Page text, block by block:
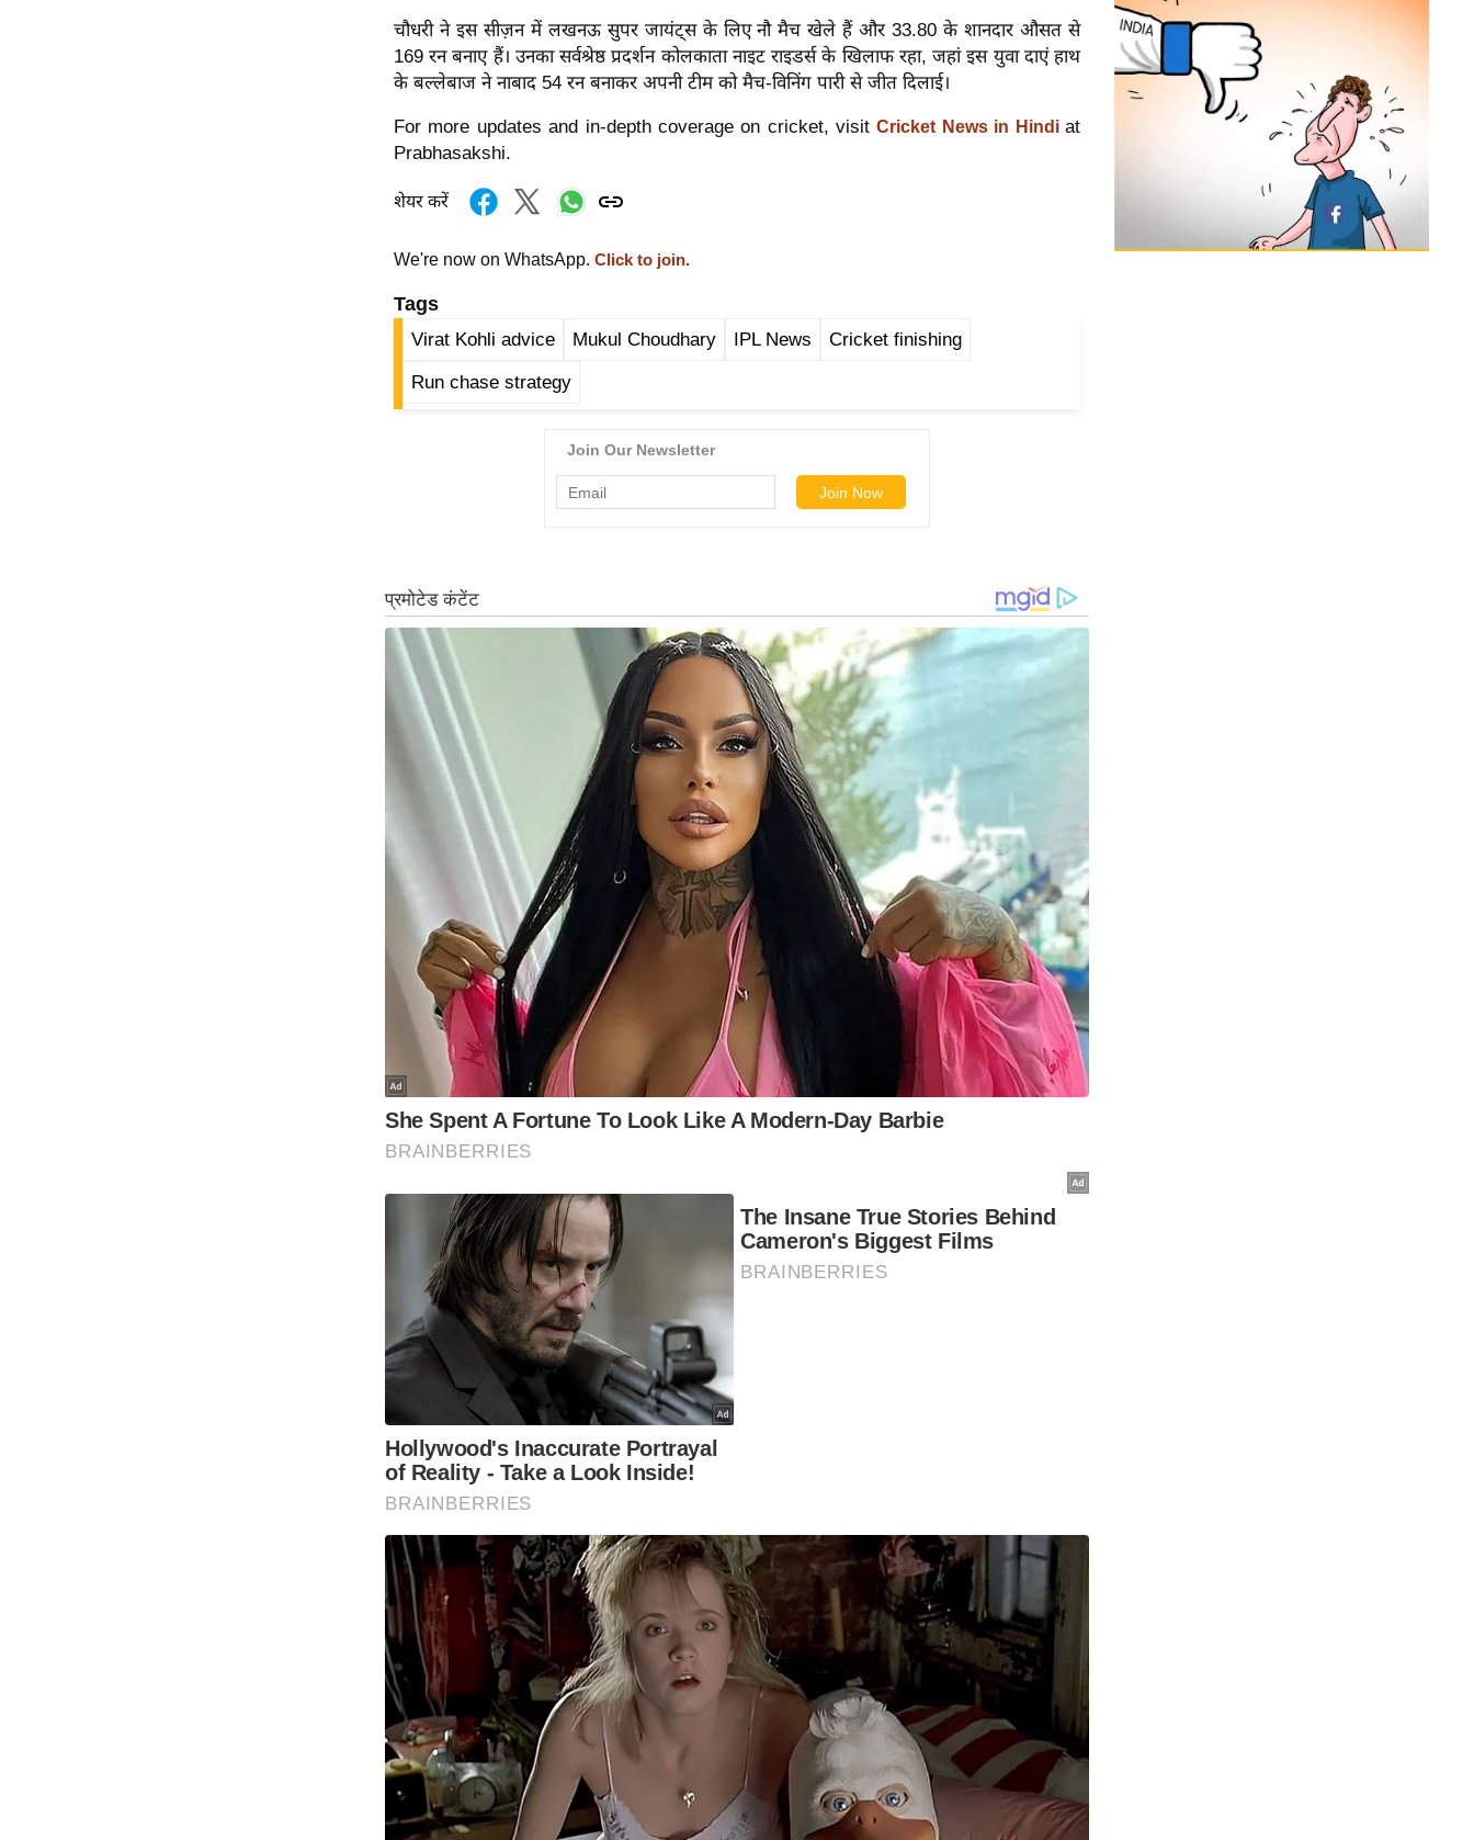
चौधरी ने इस सीज़न में लखनऊ सुपर जायंट्स के लिए नौ मैच खेले हैं और 33.80 के शानदार औसत से
169 रन बनाए हैं। उनका सर्वश्रेष्ठ प्रदर्शन कोलकाता नाइट राइडर्स के खिलाफ रहा, जहां इस युवा दाएं हाथ
के बल्लेबाज ने नाबाद 54 रन बनाकर अपनी टीम को मैच-विनिंग पारी से जीत दिलाई।
For more updates and in-depth coverage on cricket, visitCricket News in Hindiat
Prabhasakshi.
शेयर करें
We're now on WhatsApp. Click to join.
Tags
Virat Kohli advice Mukul Choudhary IPL News Cricket finishing
Run chase strategy